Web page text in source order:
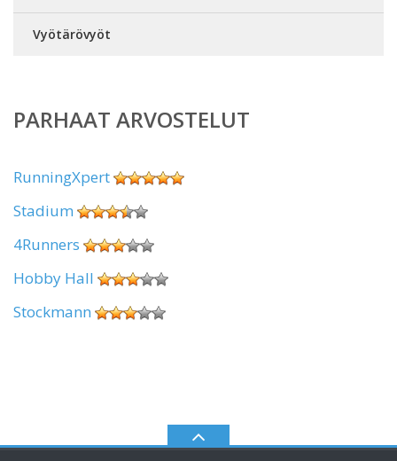
Vyötärövyöt
PARHAAT ARVOSTELUT
RunningXpert
Stadium
4Runners
Hobby Hall
Stockmann